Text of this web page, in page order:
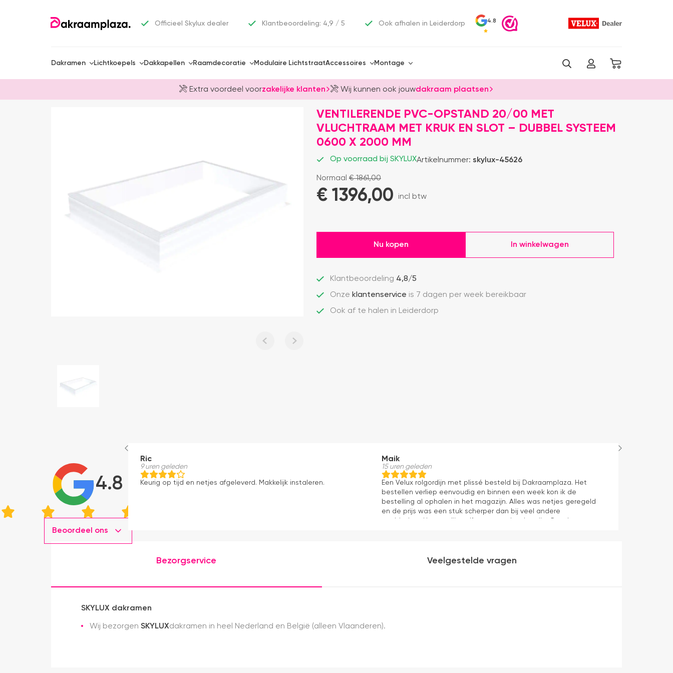
Officieel Skylux dealer Klantbeoordeling: 4,9 / 5 Ook afhalen in Leiderdorp 4.8
Dakramen Lichtkoepels Dakkapellen Raamdecoratie Modulaire LichtstraatAccessoires Montage
Extra voordeel voorzakelijke klanten Wij kunnen ook jouwdakraam plaatsen
VENTILERENDE PVC-OPSTAND 20/00 MET
VLUCHTRAAM MET KRUK EN SLOT – DUBBEL SYSTEEM
0600 X 2000 MM
Op voorraad bij SKYLUXArtikelnummer: skylux-45626
Normaal €1861,00
€ 1396,00 incl btw
Nu kopen In winkelwagen
Klantbeoordeling 4,8/5
Onze klantenservice is 7 dagen per week bereikbaar
Ook af te halen in Leiderdorp
4.8
Beoordeel ons
Ric
9 uren geleden
Keurig op tijd en netjes afgeleverd. Makkelijk instaleren.
Maik
15 uren geleden
Een Velux rolgordijn met plissé besteld bij Dakraamplaza. Het
bestellen verliep eenvoudig en binnen een week kon ik de
bestelling al ophalen in het magazijn. Alles was netjes geregeld
en de prijs was een stuk scherper dan bij veel andere
Bezorgservice Veelgestelde vragen
SKYLUX dakramen
Wij bezorgen SKYLUXdakramen in heel Nederland en België (alleen Vlaanderen).